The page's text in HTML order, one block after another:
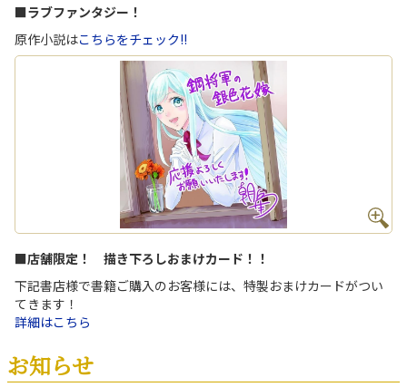
■ラブファンタジー！
原作小説はこちらをチェック!!
■店舗限定！ 描き下ろしおまけカード！！
下記書店様で書籍ご購入のお客様には、特製おまけカードがつい
てきます！
詳細はこちら
お知らせ